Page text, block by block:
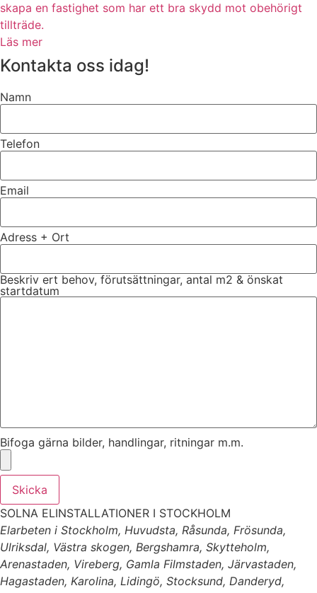
skapa en fastighet som har ett bra skydd mot obehörigt
tillträde.
Läs mer
Kontakta oss idag!
Namn
Telefon
Email
Adress + Ort
Beskriv ert behov, förutsättningar, antal m2 & önskat
startdatum
Bifoga gärna bilder, handlingar, ritningar m.m.
Skicka
SOLNA ELINSTALLATIONER I STOCKHOLM
Elarbeten i Stockholm, Huvudsta, Råsunda, Frösunda,
Ulriksdal, Västra skogen, Bergshamra, Skytteholm,
Arenastaden, Vireberg, Gamla Filmstaden, Järvastaden,
Hagastaden, Karolina, Lidingö, Stocksund, Danderyd,